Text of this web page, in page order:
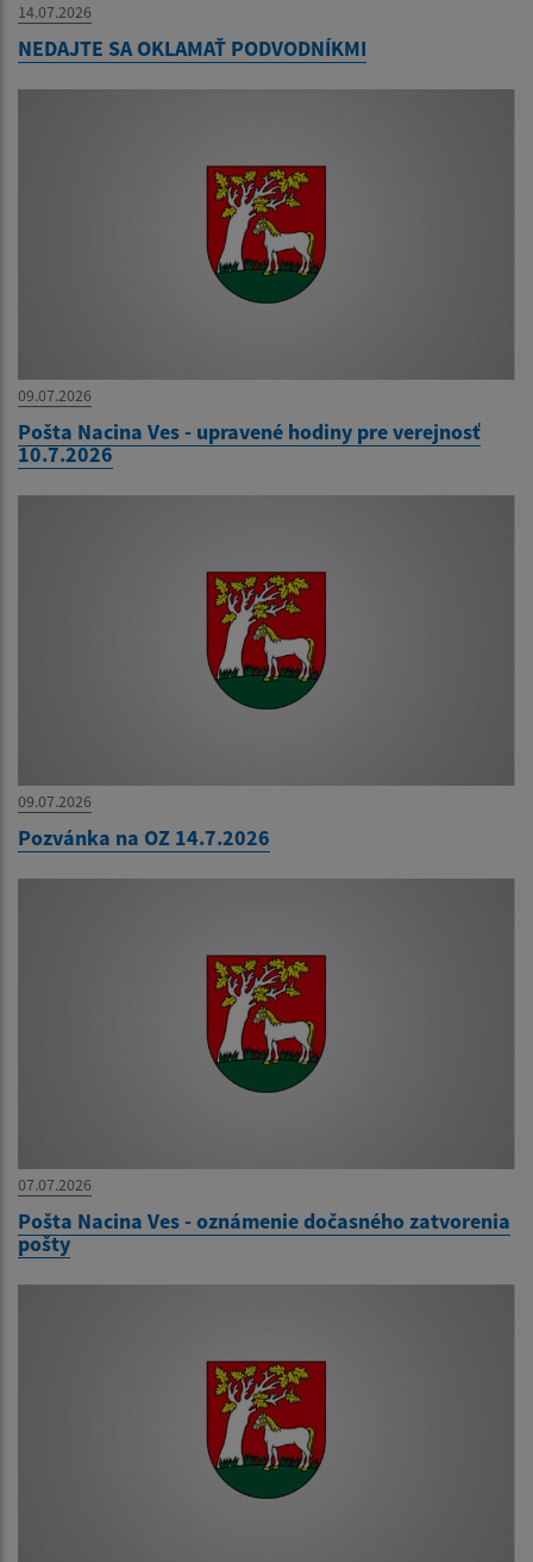
14.07.2026
NEDAJTE SA OKLAMAŤ PODVODNÍKMI
09.07.2026
Pošta Nacina Ves - upravené hodiny pre verejnosť
10.7.2026
09.07.2026
Pozvánka na OZ 14.7.2026
07.07.2026
Pošta Nacina Ves - oznámenie dočasného zatvorenia
pošty